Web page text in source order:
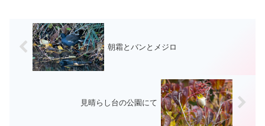
朝霜とバンとメジロ
見晴らし台の公園にて